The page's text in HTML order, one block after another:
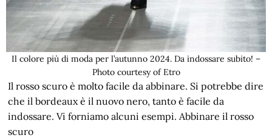
Il colore più di moda per l’autunno 2024. Da indossare subito! –
Photo courtesy of Etro
Il rosso scuro è molto facile da abbinare. Si potrebbe dire
che il bordeaux è il nuovo nero, tanto è facile da
indossare. Vi forniamo alcuni esempi. Abbinare il rosso
scuro